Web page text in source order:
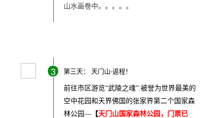
山水画卷中。。。。。
3 第三天： 天门山-返程！
前往市区游览“武陵之魂”:被誉为世界最美的
空中花园和天界佛国的张家界第二个国家森
林公园—【天门山国家森林公园，门票已